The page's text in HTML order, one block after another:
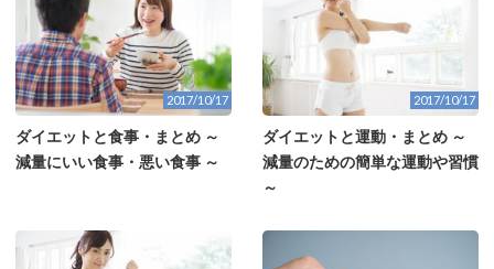
2017/10/17
ダイエットと食事・まとめ ～
減量にいい食事・悪い食事 ～
2017/10/17
ダイエットと運動・まとめ ～
減量のための簡単な運動や習慣
～